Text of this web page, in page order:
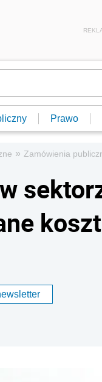
Prawo
» Zamówienia